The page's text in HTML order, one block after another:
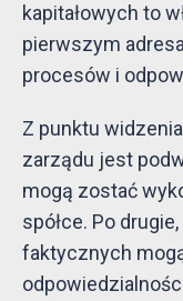
kapitałowych to
pierwszym
procesów i
Z punktu
zarządu jest
mogą zostać
spółce. Po
faktycznych